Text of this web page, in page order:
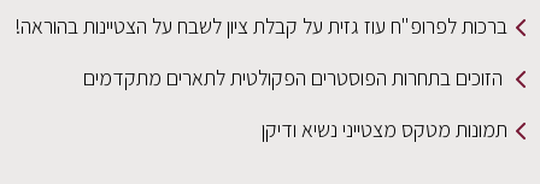
ברכות לפרופ"ח עוז גזית על קבלת ציון לשבח על הצטיינות בהוראה!
הזוכים בתחרות הפוסטרים הפקולטית לתארים מתקדמים
תמונות מטקס מצטייני נשיא ודיקן